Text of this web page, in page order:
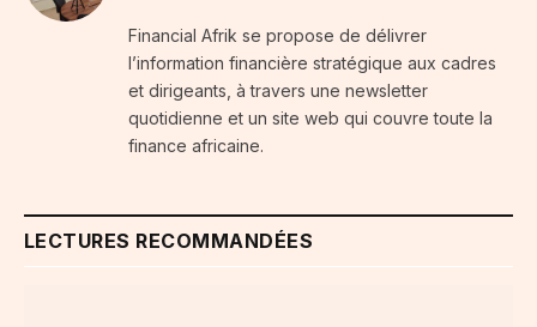
Financial Afrik se propose de délivrer
l’information financière stratégique aux cadres
et dirigeants, à travers une newsletter
quotidienne et un site web qui couvre toute la
finance africaine.
LECTURES RECOMMANDÉES